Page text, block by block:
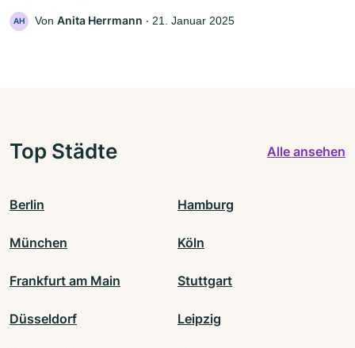
AH Von Anita Herrmann ‧ 21. Januar 2025
Top Städte Alle ansehen
Berlin Hamburg
München Köln
Frankfurt am Main Stuttgart
Düsseldorf Leipzig